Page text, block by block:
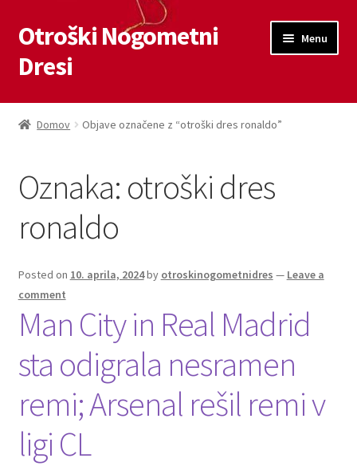
Skip
to
navigation
Skip
to
content
Otroški Nogometni
Dresi
Menu
Domov
Kontaktiraj nas
Košarica
Moj račun
Trgovina
Zaključek nakupa
Domov Objave označene z “otroški dres ronaldo”
Oznaka: otroški dres
ronaldo
Posted on 10. aprila, 2024by otroskinogometnidres — Leave a
comment
Man City in Real Madrid
sta odigrala nesramen
remi; Arsenal rešil remi v
ligi CL